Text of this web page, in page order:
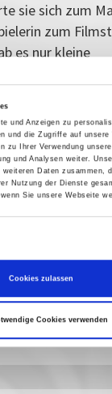
und Anzeigen zu
und die Zugriffe auf unsere
zu Ihrer Verwendung
und Analysen weiter.
Daten zusammen,
Nutzung der Dienste
Sie unsere Webseite
Cookies zulassen
Cookies verwenden
sie sich zum
zum
es nur kleine
auch ein
Stunden ist sie
des Films,
ist sie 10
Kriminalfilm
Filme laufen
am 10. März
Film GmbH.